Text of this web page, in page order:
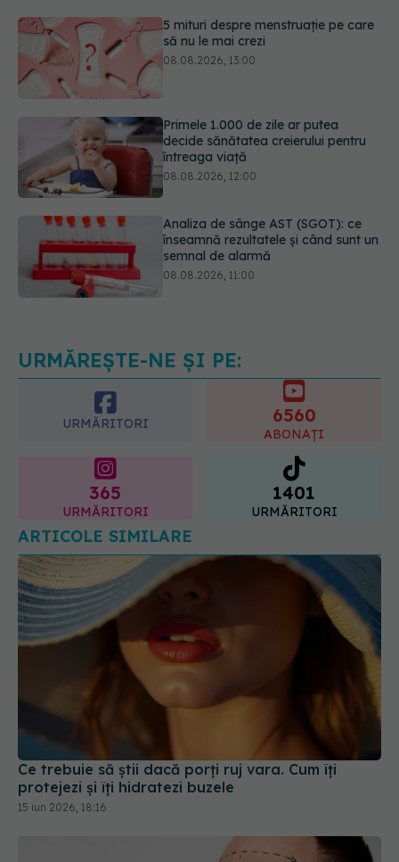
08.08.2026, 12:00
Analiza de sânge AST (SGOT): ce
08.08.2026, 11:00
Diagnosticele de autism la fete au
URMĂREȘTE-NE ȘI PE:
URMĂRITORI 6560
ABONAȚI
365
URMĂRITORI
1401
URMĂRITORI
ARTICOLE SIMILARE
Ce trebuie să știi dacă porți ruj vara. Cum îți
protejezi și îți hidratezi buzele
15 iun 2026, 18:16